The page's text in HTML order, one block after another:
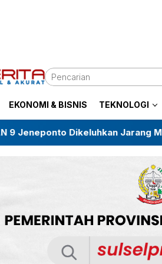
EKONOMI & BISNIS TEKNOLOGI
Jarang Mengajar